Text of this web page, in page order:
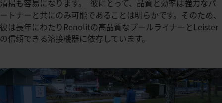
清掃も容易になります。 彼にとって、品質と効率は強力なパ
ートナーと共にのみ可能であることは明らかです。そのため、
彼は長年にわたりRenolitの高品質なプールライナーとLeister
の信頼できる溶接機器に依存しています。